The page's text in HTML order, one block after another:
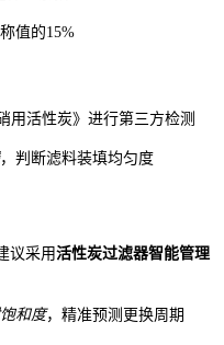
值的15%
用活性炭》进行第三方检测
，判断滤料装填均匀度
议采用活性炭过滤器智能管理
和度，精准预测更换周期